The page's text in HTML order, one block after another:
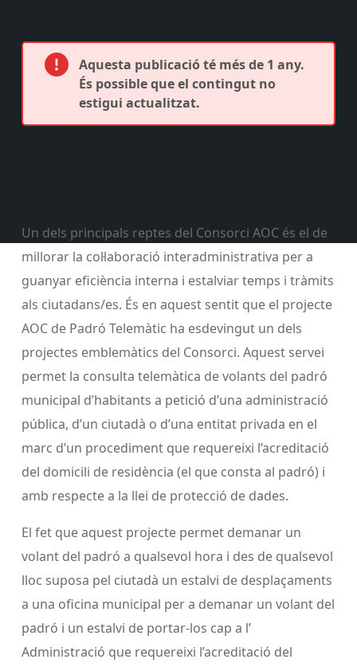
Aquesta publicació té més de 1 any.
És possible que el contingut no
estigui actualitzat.
Un dels principals reptes del Consorci AOC és el de
millorar la col·laboració interadministrativa per a
guanyar eficiència interna i estalviar temps i tràmits
als ciutadans/es. És en aquest sentit que el projecte
AOC de Padró Telemàtic ha esdevingut un dels
projectes emblemàtics del Consorci. Aquest servei
permet la consulta telemàtica de volants del padró
municipal d’habitants a petició d’una administració
pública, d’un ciutadà o d’una entitat privada en el
marc d’un procediment que requereixi l’acreditació
del domicili de residència (el que consta al padró) i
amb respecte a la llei de protecció de dades.
El fet que aquest projecte permet demanar un
volant del padró a qualsevol hora i des de qualsevol
lloc suposa pel ciutadà un estalvi de desplaçaments
a una oficina municipal per a demanar un volant del
padró i un estalvi de portar-los cap a l’
Administració que requereixi l’acreditació del